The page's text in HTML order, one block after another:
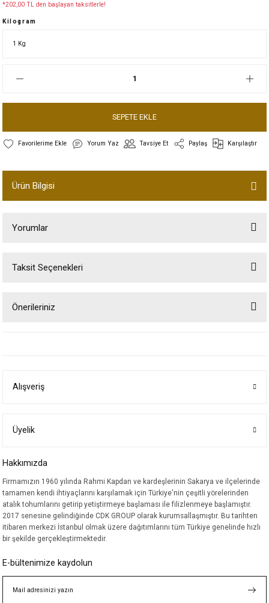
*202,00 TL den başlayan taksitlerle!
Kilogram
SEPETE EKLE
Yorum Yaz Tavsiye Et Paylaş Karşılaştır
Ürün Bilgisi
Yorumlar
Taksit Seçenekleri
Önerileriniz
Ürün bilgilerinde hatalar bulunuyor.
Bu ürüne benzer farklı alternatifler olmalı.
Alışveriş
Üyelik
Hakkımızda
Firmamızın 1960 yılında Rahmi Kapdan ve kardeşlerinin Sakarya ve ilçelerinde
tamamen kendi ihtiyaçlarını karşılamak için Türkiye'nin çeşitli yörelerinden
atalık tohumlarını getirip yetiştirmeye başlaması ile filizlenmeye başlamıştır.
2017 senesine gelindiğinde CDK GROUP olarak kurumsallaşmıştır. Bu tarihten
itibaren merkezi İstanbul olmak üzere dağıtımlarını tüm Türkiye genelinde hızlı
bir şekilde gerçekleştirmektedir.
E-bültenimize kaydolun